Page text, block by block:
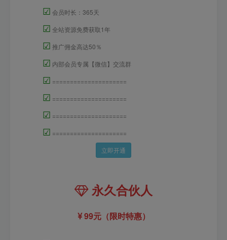
☑ 会员时长：365天
☑ 全站资源免费获取1年
☑ 推广佣金高达50％
☑ 内部会员专属【微信】交流群
☑ =====================
☑ =====================
☑ =====================
☑ =====================
立即开通
永久合伙人
99元（限时特惠）